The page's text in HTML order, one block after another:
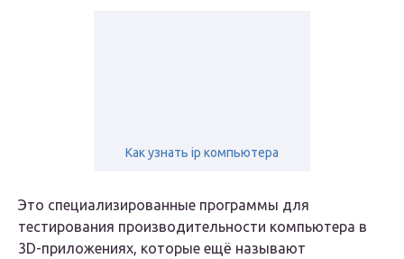
Как узнать ip компьютера
Это специализированные программы для
тестирования производительности компьютера в
3D-приложениях, которые ещё называют